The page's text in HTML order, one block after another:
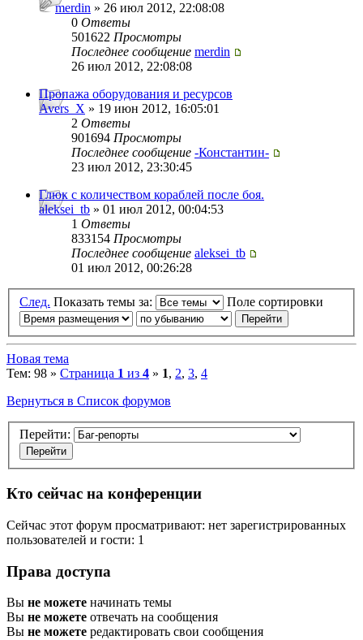
merdin » 26 июл 2012, 22:08:08
0 Ответы
501622 Просмотры
Последнее сообщение merdin
26 июл 2012, 22:08:08
Пропажа оборудования и ресурсов
Avers_X » 19 июн 2012, 16:05:01
2 Ответы
901694 Просмотры
Последнее сообщение -Константин-
23 июл 2012, 23:30:45
Глюк с количеством кораблей после боя.
aleksei_tb » 01 июл 2012, 00:04:53
1 Ответы
833154 Просмотры
Последнее сообщение aleksei_tb
01 июл 2012, 00:26:28
След. Показать темы за: Поле сортировки
Новая тема
Тем: 98 » Страница 1 из 4 » 1, 2, 3, 4
Вернуться в Список форумов
Перейти:
Кто сейчас на конференции
Сейчас этот форум просматривают: нет зарегистрированных
пользователей и гости: 1
Права доступа
Вы не можете начинать темы
Вы не можете отвечать на сообщения
Вы не можете редактировать свои сообщения